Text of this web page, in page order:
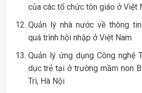
của các tổ chức tôn giáo ở Việt
Quản lý nhà nước về thông
quá trình hội nhập ở Việt Nam
Quản lý ứng dụng Công nghệ
dục trẻ tại ở trường mầm non
Trì, Hà Nội